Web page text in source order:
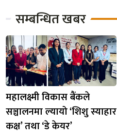
सम्बन्धित खबर
महालक्ष्मी विकास बैंकले
सञ्चालनमा ल्यायो ‘शिशु स्याहार
कक्ष’ तथा ‘डे केयर’